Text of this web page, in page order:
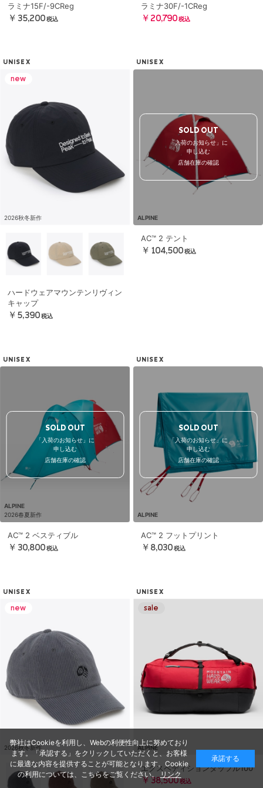
ラミナ15F/-9CReg
￥35,200 税込
ラミナ30F/-1CReg
￥20,790 税込
UNISEX
2026秋冬新作
ハードウェアマウンテンリヴィン
キャップ
￥5,390 税込
UNISEX
ALPINE
SOLD OUT
「入荷のお知らせ」に
申し込む
店舗在庫の確認
AC™ 2 テント
￥104,500 税込
UNISEX
ALPINE
2026春夏新作
SOLD OUT
「入荷のお知らせ」に
申し込む
店舗在庫の確認
AC™ 2 ベスティブル
￥30,800 税込
UNISEX
ALPINE
SOLD OUT
「入荷のお知らせ」に
申し込む
店舗在庫の確認
AC™ 2 フットプリント
￥8,030 税込
UNISEX
2026秋冬新作
UNISEX
ALPINE
エクスペディションダッフル100
￥38,500 税込
弊社はCookieを利用し、Webの利便性向上に努めており
ます。「承認する」をクリックしていただくと、お客様
に最適な内容を提供することが可能となります。Cookie
の利用については、こちらをご覧ください。 リンク
承諾する